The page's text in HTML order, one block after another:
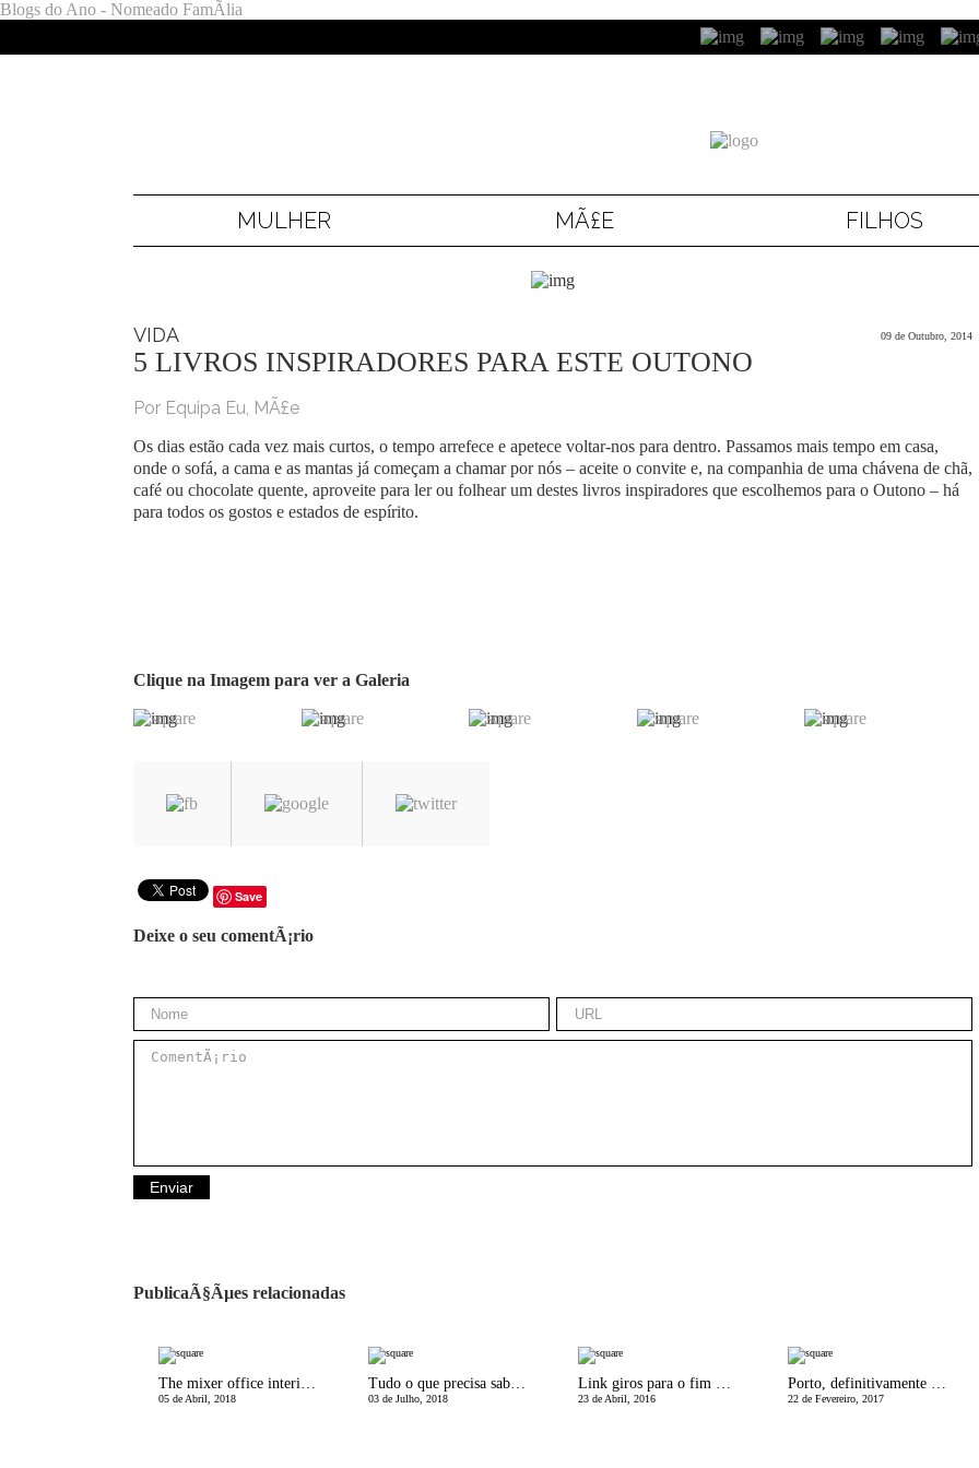
Blogs do Ano - Nomeado FamÃ­lia
MULHER MÃ£E FILHOS
VIDA 09 de Outubro, 2014
5 LIVROS INSPIRADORES PARA ESTE OUTONO
Por Equipa Eu, MÃ£e
Os dias estão cada vez mais curtos, o tempo arrefece e apetece voltar-nos para dentro. Passamos mais tempo em casa,
onde o sofá, a cama e as mantas já começam a chamar por nós – aceite o convite e, na companhia de uma chávena de chã,
café ou chocolate quente, aproveite para ler ou folhear um destes livros inspiradores que escolhemos para o Outono – há
para todos os gostos e estados de espírito.
Clique na Imagem para ver a Galeria
Save
Deixe o seu comentÃ¡rio
PublicaÃ§Ãµes relacionadas
05 de Abril, 2018 03 de Julho, 2018 23 de Abril, 2016 22 de Fevereiro, 2017